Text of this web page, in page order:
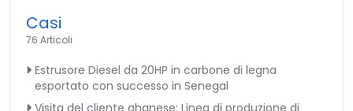
Casi
76 Articoli
Estrusore Diesel da 20HP in carbone di legna
esportato con successo in Senegal
Visita del cliente ghanese: Linea di produzione di